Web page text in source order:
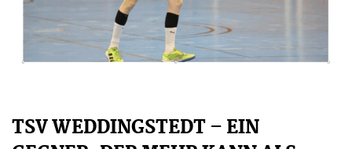
TSV WEDDINGSTEDT – EIN